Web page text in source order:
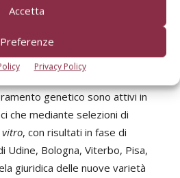
Accetta
Preferenze
Privacy Policy
Zespri, la sola
possedere una relativa, scarsa
sta dando buoni risultati
genetico sono attivi in
che mediante selezioni di
, con risultati in fase di
Udine, Bologna, Viterbo, Pisa,
giuridica delle nuove varietà